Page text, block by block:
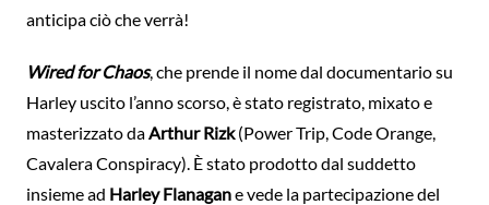
anticipa ciò che verrà!
Wired for Chaos, che prende il nome dal documentario su
Harley uscito l’anno scorso, è stato registrato, mixato e
masterizzato da Arthur Rizk(Power Trip, Code Orange,
Cavalera Conspiracy). È stato prodotto dal suddetto
insieme ad Harley Flanagane vede la partecipazione del